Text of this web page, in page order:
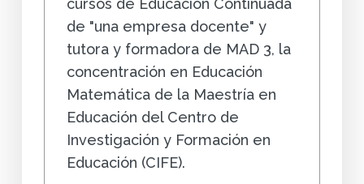
de "una empresa docente" y
tutora y formadora de MAD 3, la
concentración en Educación
Matemática de la Maestría en
Educación del Centro de
Investigación y Formación en
Educación (CIFE).